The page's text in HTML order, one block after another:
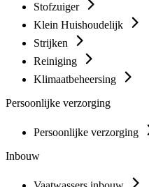
Stofzuiger
Klein Huishoudelijk
Strijken
Reiniging
Klimaatbeheersing
Persoonlijke verzorging
Persoonlijke verzorging
Inbouw